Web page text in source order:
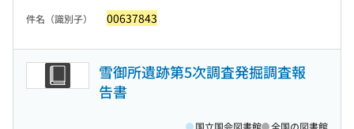
件名（識別子） 00637843
雪御所遺跡第5次調査発掘調査報
告書
国立国会図書館 全国の図書館